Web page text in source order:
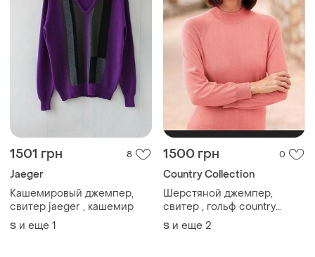
1501 грн 8
Jaeger
Кашемировый джемпер,
свитер jaeger , кашемир
S и еще 1
1500 грн 0
Country Collection
Шерстяной джемпер,
свитер , гольф country
collection , мериносовая
шерсть
S и еще 2